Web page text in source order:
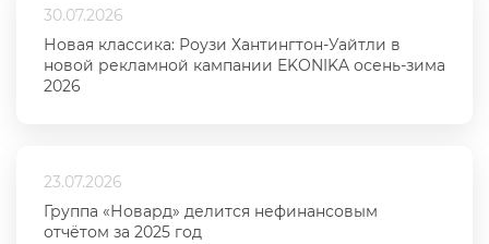
30.07.2026
Новая классика: Роузи Хантингтон-Уайтли в
новой рекламной кампании EKONIKA осень-зима
2026
23.07.2026
Группа «Новард» делится нефинансовым
отчётом за 2025 год